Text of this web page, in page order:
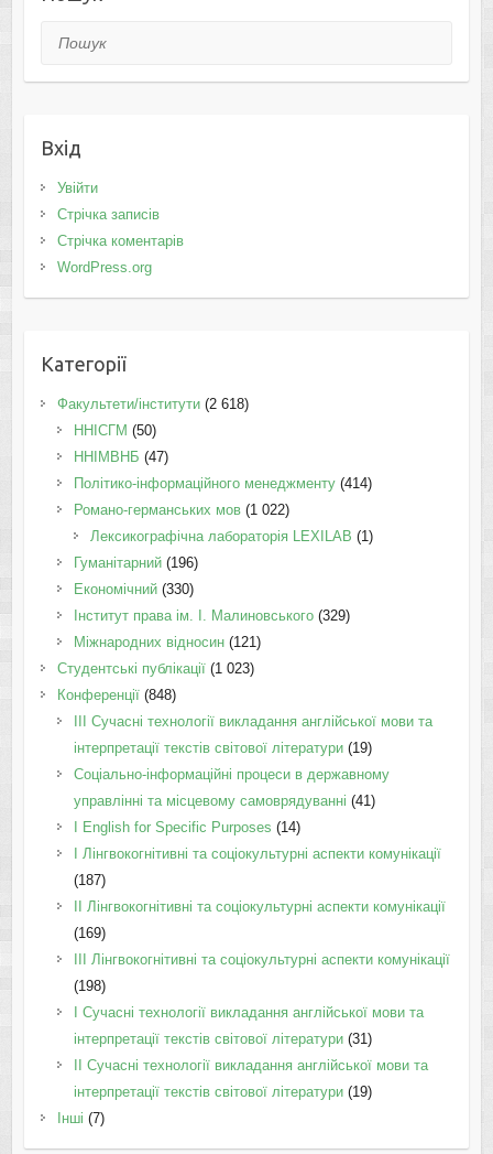
Пошук
Вхід
Увійти
Стрічка записів
Стрічка коментарів
WordPress.org
Категорії
Факультети/інститути(2 618)
ННІСГМ (50)
ННІМВНБ (47)
Політико-інформаційного менеджменту(414)
Романо-германських мов(1 022)
Лексикографічна лабораторія LEXILAB (1)
Гуманітарний(196)
Економічний(330)
Інститут права ім. І. Малиновського(329)
Міжнародних відносин(121)
Студентські публікації(1 023)
Конференції(848)
III Сучасні технології викладання англійської мови та
інтерпретації текстів світової літератури(19)
Соціально-інформаційні процеси в державному
управлінні та місцевому самоврядуванні (41)
І English for Specific Purposes (14)
I Лінгвокогнітивні та соціокультурні аспекти комунікації
(187)
IІ Лінгвокогнітивні та соціокультурні аспекти комунікації
(169)
IІI Лінгвокогнітивні та соціокультурні аспекти комунікації
(198)
I Cучасні технології викладання англійської мови та
інтерпретації текстів світової літератури(31)
II Cучасні технології викладання англійської мови та
інтерпретації текстів світової літератури(19)
Інші (7)